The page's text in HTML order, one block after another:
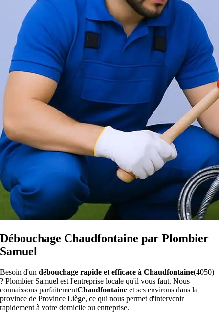
Débouchage Chaudfontaine par Plombier
Samuel
Besoin d'un débouchage rapide et efficace à Chaudfontaine(4050)
? Plombier Samuel est l'entreprise locale qu'il vous faut. Nous
connaissons parfaitementChaudfontaine et ses environs dans la
province de Province Liège, ce qui nous permet d'intervenir
rapidement à votre domicile ou entreprise.